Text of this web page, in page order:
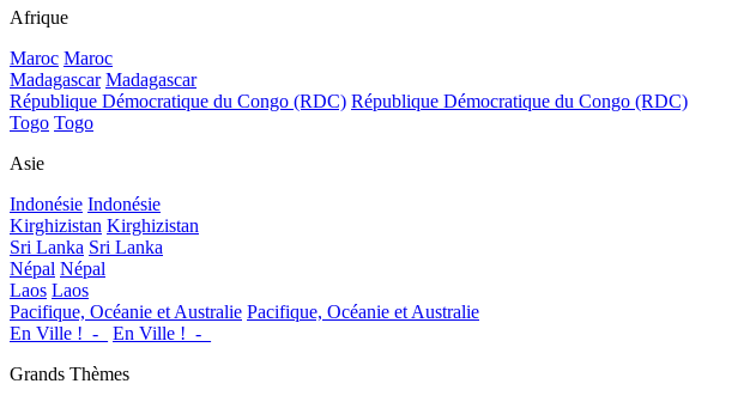
Afrique
Maroc Maroc
Madagascar Madagascar
République Démocratique du Congo (RDC) République Démocratique du Congo (RDC)
Togo Togo
Asie
Indonésie Indonésie
Kirghizistan Kirghizistan
Sri Lanka Sri Lanka
Népal Népal
Laos Laos
Pacifique, Océanie et Australie Pacifique, Océanie et Australie
En Ville !_-_
En Ville !_-_
Grands Thèmes